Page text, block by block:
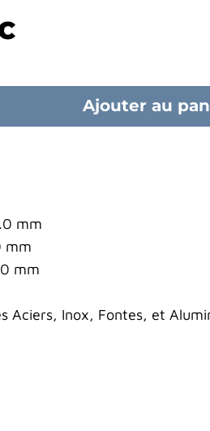
Ajouter au
mm
mm
mm
Aciers, Inox, Fontes, et